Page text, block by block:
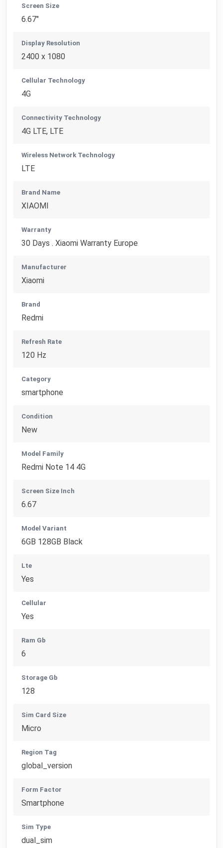
Screen Size
6.67"
Display Resolution
2400 x 1080
Cellular Technology
4G
Connectivity Technology
4G LTE, LTE
Wireless Network Technology
LTE
Brand Name
XIAOMI
Warranty
30 Days . Xiaomi Warranty Europe
Manufacturer
Xiaomi
Brand
Redmi
Refresh Rate
120 Hz
Category
smartphone
Condition
New
Model Family
Redmi Note 14 4G
Screen Size Inch
6.67
Model Variant
6GB 128GB Black
Lte
Yes
Cellular
Yes
Ram Gb
6
Storage Gb
128
Sim Card Size
Micro
Region Tag
global_version
Form Factor
Smartphone
Sim Type
dual_sim